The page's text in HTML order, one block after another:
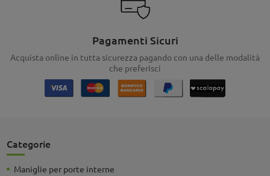
Pagamenti Sicuri
Acquista online in tutta sicurezza pagando con una delle modalità
che preferisci
Categorie
Maniglie per porte interne